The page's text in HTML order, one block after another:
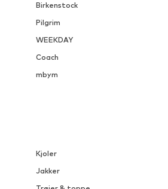
Birkenstock
Pilgrim
WEEKDAY
Coach
mbym
Kjoler
Jakker